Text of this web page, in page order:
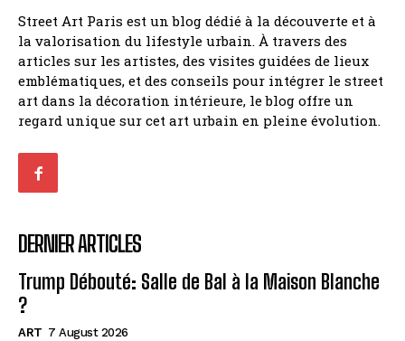
Street Art Paris est un blog dédié à la découverte et à
la valorisation du lifestyle urbain. À travers des
articles sur les artistes, des visites guidées de lieux
emblématiques, et des conseils pour intégrer le street
art dans la décoration intérieure, le blog offre un
regard unique sur cet art urbain en pleine évolution.
DERNIER ARTICLES
Trump Débouté: Salle de Bal à la Maison Blanche
?
ART 7 August 2026